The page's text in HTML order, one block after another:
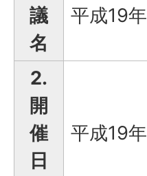
議
名
平成19
2.
開
催
日
平成19